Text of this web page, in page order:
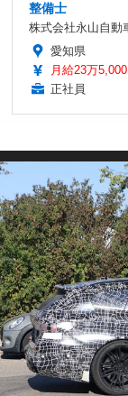
整備士
株式会社永山自動
愛知県
月給23万
正社員